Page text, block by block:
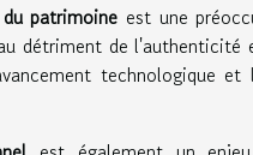
patrimoine est une
détriment de
technologique